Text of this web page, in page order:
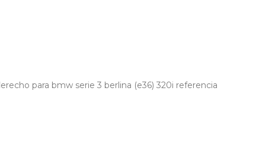
para bmw serie 3 berlina (e36) 320i referencia